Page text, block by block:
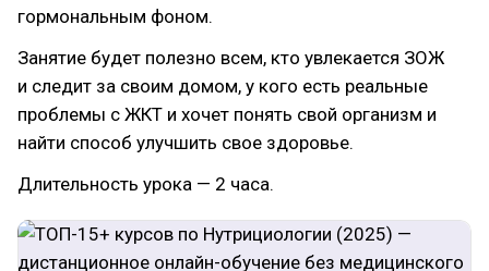
гормональным фоном.
Занятие будет полезно всем, кто увлекается ЗОЖ
и следит за своим домом, у кого есть реальные
проблемы с ЖКТ и хочет понять свой организм и
найти способ улучшить свое здоровье.
Длительность урока — 2 часа.